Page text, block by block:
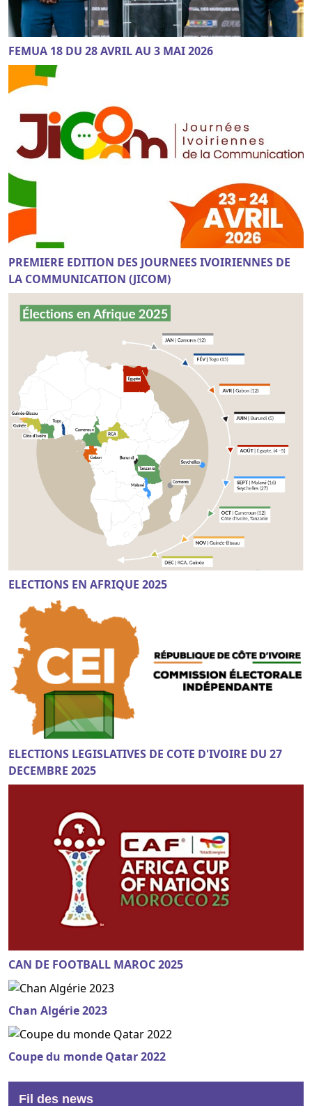
FEMUA 18 DU 28 AVRIL AU 3 MAI 2026
PREMIERE EDITION DES JOURNEES IVOIRIENNES DE
LA COMMUNICATION (JICOM)
ELECTIONS EN AFRIQUE 2025
ELECTIONS LEGISLATIVES DE COTE D'IVOIRE DU 27
DECEMBRE 2025
CAN DE FOOTBALL MAROC 2025
Chan Algérie 2023
Coupe du monde Qatar 2022
Fil des news